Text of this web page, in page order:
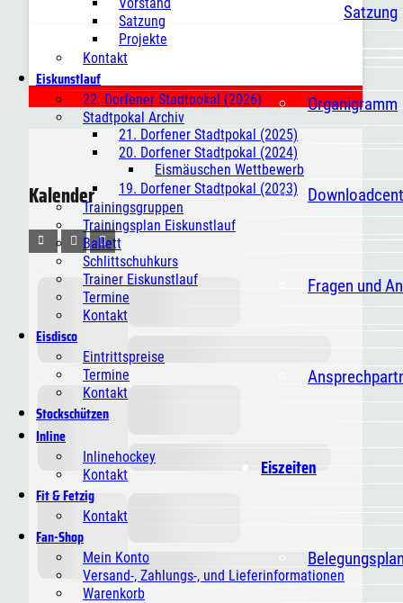
Satzung
Organigramm
Fragen und
Eiszeiten
Belegungsplan
Satzung
Projekte
Kontakt
Eiskunstlauf
22. Dorfener Stadtpokal (2026)
Stadtpokal Archiv
21. Dorfener Stadtpokal (2025)
20. Dorfener Stadtpokal (2024)
Eismäuschen Wettbewerb
19. Dorfener Stadtpokal (2023)
Trainingsgruppen
Trainingsplan Eiskunstlauf
Ballett
Schlittschuhkurs
Trainer Eiskunstlauf
Termine
Kontakt
Eisdisco
Eintrittspreise
Termine
Kontakt
Stockschützen
Inline
Inlinehockey
Kontakt
Fit & Fetzig
Kontakt
Fan-Shop
Mein Konto
Versand-, Zahlungs-, und Lieferinformationen
Warenkorb
Kalender